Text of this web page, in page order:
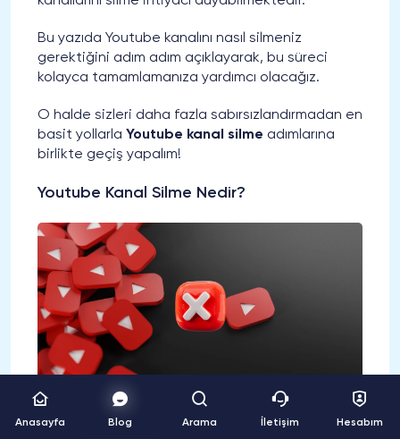
Anasayfa Blog Arama İletişim Hesabım
Bu yazıda Youtube kanalını nasıl silmeniz
gerektiğini adım adım açıklayarak, bu süreci
kolayca tamamlamanıza yardımcı olacağız.
O halde sizleri daha fazla sabırsızlandırmadan en
basit yollarla Youtube kanal silme adımlarına
birlikte geçiş yapalım!
Youtube Kanal Silme Nedir?
Youtube kanalını silme, kullanıcıların oluşturdukları